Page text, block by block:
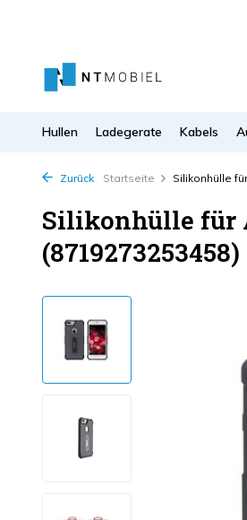
Hullen Ladegerate Kabels
Zurück Startseite Silikonhülle
Silikonhülle für
(8719273253458)